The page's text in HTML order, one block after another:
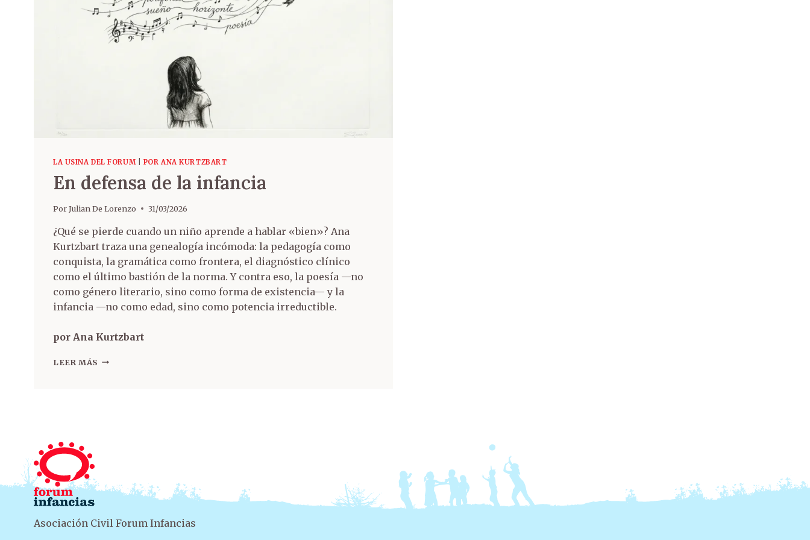
LA USINA DEL FORUM| POR ANA KURTZBART
En defensa de la infancia
PorJulian De Lorenzo 31/03/2026
¿Qué se pierde cuando un niño aprende a hablar «bien»? Ana
Kurtzbart traza una genealogía incómoda: la pedagogía como
conquista, la gramática como frontera, el diagnóstico clínico
como el último bastión de la norma. Y contra eso, la poesía —no
como género literario, sino como forma de existencia— y la
infancia —no como edad, sino como potencia irreductible.
por Ana Kurtzbart
LEER MÁS
Asociación Civil Forum Infancias